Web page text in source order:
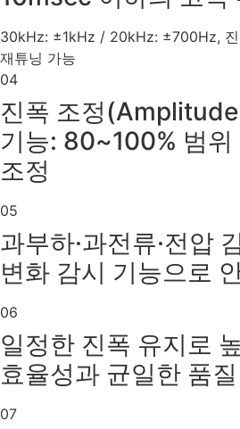
30kHz: ±1kHz / 20kHz: ±700Hz, 진
재튜닝 가능
04
진폭 조정
기능: 80~100% 범위
조정
05
과부하·과전류·전압
변화 감시 기능으로
06
일정한 진폭 유지로
효율성과 균일한 품
07